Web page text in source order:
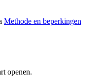
Methode en beperkingen
openen.